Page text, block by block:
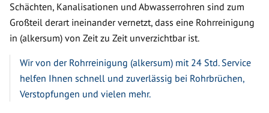
Schächten, Kanalisationen und Abwasserrohren sind zum
Großteil derart ineinander vernetzt, dass eine Rohrreinigung
in (alkersum) von Zeit zu Zeit unverzichtbar ist.
Wir von der Rohrreinigung (alkersum) mit 24 Std. Service
helfen Ihnen schnell und zuverlässig bei Rohrbrüchen,
Verstopfungen und vielen mehr.